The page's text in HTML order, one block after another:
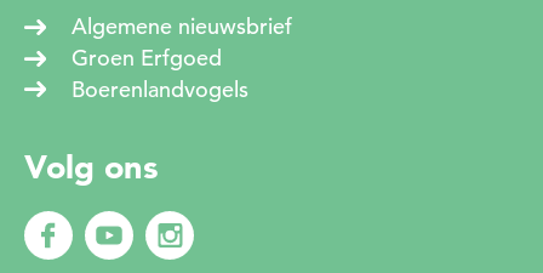
Algemene nieuwsbrief
Groen Erfgoed
Boerenlandvogels
Volg ons